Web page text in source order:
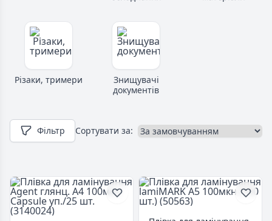
Різаки, тримери
Знищувачі
документів
Фільтр Сортувати за: